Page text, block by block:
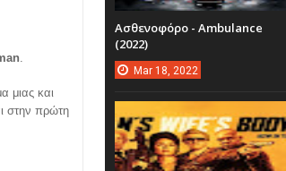
μιας και
στην πρώτη
Ασθενοφόρο - Ambulance
(2022)
Mar 18, 2022